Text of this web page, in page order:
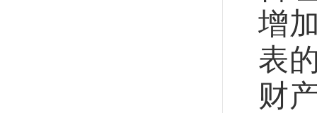
增
表
财